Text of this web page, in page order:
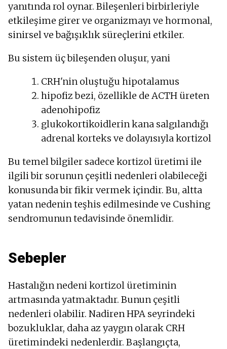
yanıtında rol oynar. Bileşenleri birbirleriyle
etkileşime girer ve organizmayı ve hormonal,
sinirsel ve bağışıklık süreçlerini etkiler.
Bu sistem üç bileşenden oluşur, yani
CRH'nin oluştuğu hipotalamus
hipofiz bezi, özellikle de ACTH üreten
adenohipofiz
glukokortikoidlerin kana salgılandığı
adrenal korteks ve dolayısıyla kortizol
Bu temel bilgiler sadece kortizol üretimi ile
ilgili bir sorunun çeşitli nedenleri olabileceği
konusunda bir fikir vermek içindir. Bu, altta
yatan nedenin teşhis edilmesinde ve Cushing
sendromunun tedavisinde önemlidir.
Sebepler
Hastalığın nedeni kortizol üretiminin
artmasında yatmaktadır. Bunun çeşitli
nedenleri olabilir. Nadiren HPA seyrindeki
bozukluklar, daha az yaygın olarak CRH
üretimindeki nedenlerdir. Başlangıçta,